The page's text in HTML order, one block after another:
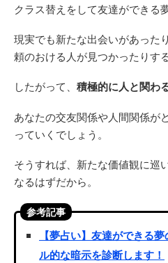
クラス替えをして友達ができる
現実でも新たな出会いがあった
頼のおける人が見つかったりす
したがって、 積極的に人と関わ
あなたの交友関係や人間関係が
っていくでしょう。
そうすれば、新たな価値観に巡
なるはずだから。
参考記事
【夢占い】友達ができる
ル的な暗示を診断します！